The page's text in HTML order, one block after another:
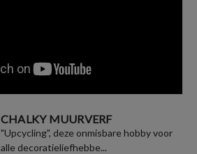
CHALKY MUURVERF
"Upcycling", deze onmisbare hobby voor
alle decoratieliefhebbe...